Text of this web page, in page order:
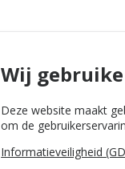
Wij
Deze website maakt
om de
Informatieveiligheid